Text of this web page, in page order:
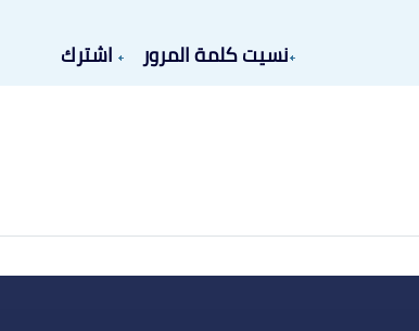
نسيت كلمة المرور اشترك